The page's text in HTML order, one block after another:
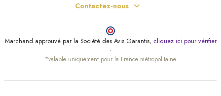
Contactez-nous
Marchand approuvé par la Société des Avis Garantis, cliquez ici pour vérifier
.
*valable uniquement pour la France métropolitaine